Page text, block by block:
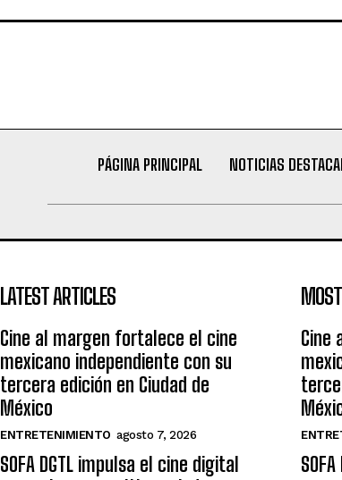
PÁGINA PRINCIPAL NOTICIAS
LATEST ARTICLES
Cine al margen fortalece el cine
mexicano independiente con su
tercera edición en Ciudad de
México
ENTRETENIMIENTO agosto 7, 2026
SOFA DGTL impulsa el cine digital
Cine